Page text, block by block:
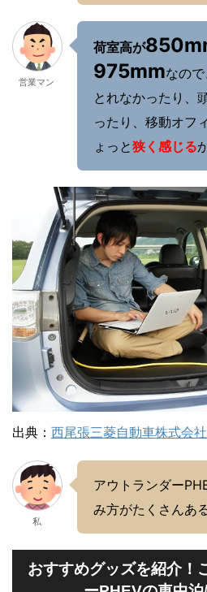
営業マン
荷室高が
975mmなの
とれなかったり、
ったり、移動オフ
ょっと狭く感じる
出典： 西尾張三菱自動車株式会
私
アウトランダー
み方がたくさんある
おすすめグッズを紹介！